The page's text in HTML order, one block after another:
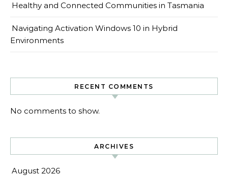
Healthy and Connected Communities in Tasmania
Navigating Activation Windows 10 in Hybrid
Environments
RECENT COMMENTS
No comments to show.
ARCHIVES
August 2026